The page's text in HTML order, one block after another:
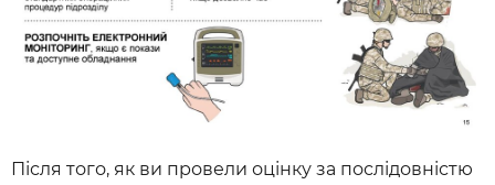
Після того, як ви провели оцінку за послідовністю